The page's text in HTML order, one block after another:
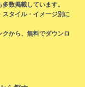
数掲載しています。
タイル・イメージ別に
から、無料でダウンロ